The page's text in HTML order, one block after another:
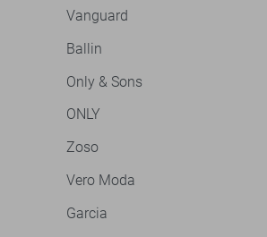
Vanguard
Ballin
Only & Sons
ONLY
Zoso
Vero Moda
Garcia